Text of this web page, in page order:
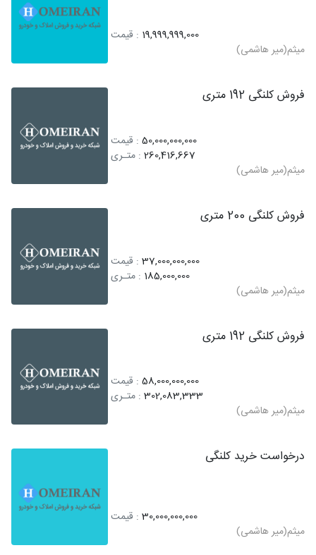
19,999,999,000 : قیمت
میثم(میر هاشمی)
فروش کلنگی 192 متری
50,000,000,000 : قیمت
260,416,667 : متـری
میثم(میر هاشمی)
فروش کلنگی 200 متری
37,000,000,000 : قیمت
185,000,000 : متـری
میثم(میر هاشمی)
فروش کلنگی 192 متری
58,000,000,000 : قیمت
302,083,333 : متـری
میثم(میر هاشمی)
درخواست خرید کلنگی
30,000,000,000 : قیمت
میثم(میر هاشمی)